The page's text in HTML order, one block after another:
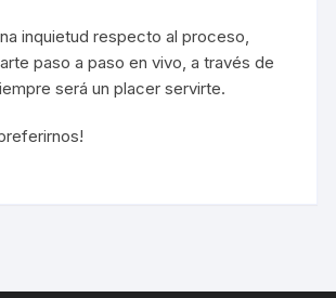
inquietud respecto al proceso,
paso a paso en vivo, a través de
será un placer servirte.